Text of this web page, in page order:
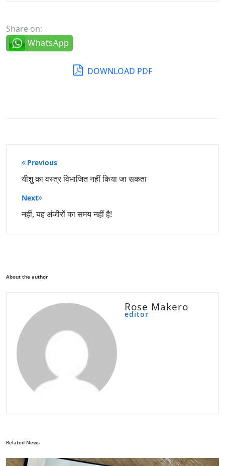
Share on:
WhatsApp
DOWNLOAD PDF
पोस्ट
नेविगेशन
Previous
यीशु का वस्त्र विभाजित नहीं किया जा सकता
Next
नहीं, यह अंजीरों का समय नहीं है!
About the author
Rose Makero
editor
Related News